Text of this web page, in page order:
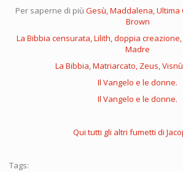
Per saperne di più Gesù, Maddalena, Ultima
Brown
La Bibbia censurata, Lilith, doppia creazione,
Madre
La Bibbia, Matriarcato, Zeus,
Il Vangelo e le donne.
Il Vangelo e le donne.
Qui tutti gli altri fumetti di
Tags: